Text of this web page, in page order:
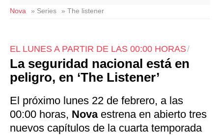
Nova » Series » The listener
EL LUNES A PARTIR DE LAS 00:00 HORAS
La seguridad nacional está en
peligro, en ‘The Listener’
El próximo lunes 22 de febrero, a las
00:00 horas, Novaestrena en abierto tres
nuevos capítulos de la cuarta temporada